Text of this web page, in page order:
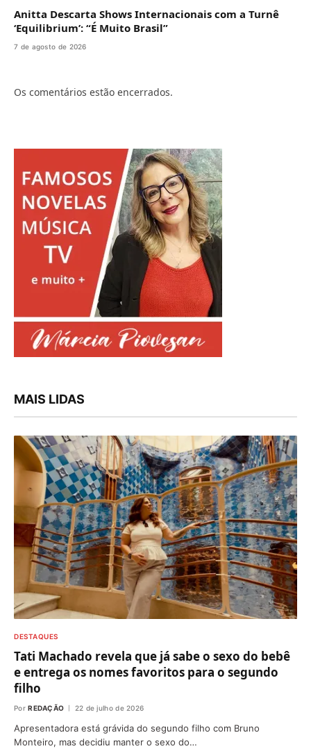
Anitta Descarta Shows Internacionais com a Turnê
‘Equilibrium’: “É Muito Brasil”
7 de agosto de 2026
Os comentários estão encerrados.
MAIS LIDAS
DESTAQUES
Tati Machado revela que já sabe o sexo do bebê
e entrega os nomes favoritos para o segundo
filho
Por REDAÇÃO 22 de julho de 2026
Apresentadora está grávida do segundo filho com Bruno
Monteiro, mas decidiu manter o sexo do…